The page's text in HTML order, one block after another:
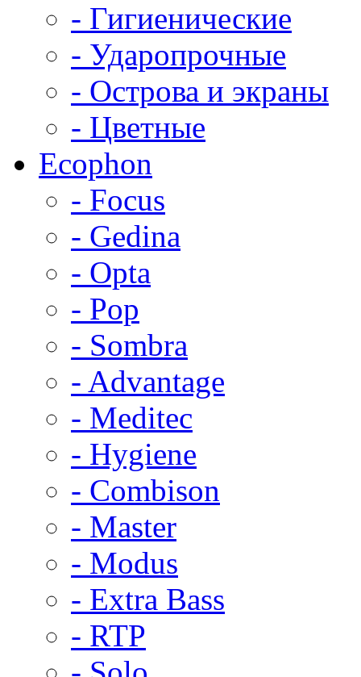
- Гигиенические
- Ударопрочные
- Острова и экраны
- Цветные
Ecophon
- Focus
- Gedina
- Opta
- Pop
- Sombra
- Advantage
- Meditec
- Hygiene
- Combison
- Master
- Modus
- Extra Bass
- RTP